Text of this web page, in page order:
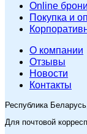
Online
Покупка и
O компании
Отзывы
Новости
Контакты
Республика
Для почтовой